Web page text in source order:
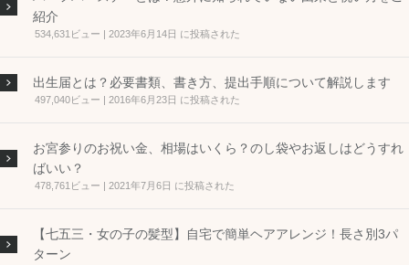
紹介
534,631ビュー 2023年6月14日 に投稿された
出生届とは？必要書類、書き方、提出手順について解説します
497,040ビュー 2016年6月23日 に投稿された
お宮参りのお祝い金、相場はいくら？のし袋やお返しはどうすれ
ばいい？
478,761ビュー 2021年7月6日 に投稿された
【七五三・女の子の髪型】自宅で簡単ヘアアレンジ！長さ別3パ
ターン